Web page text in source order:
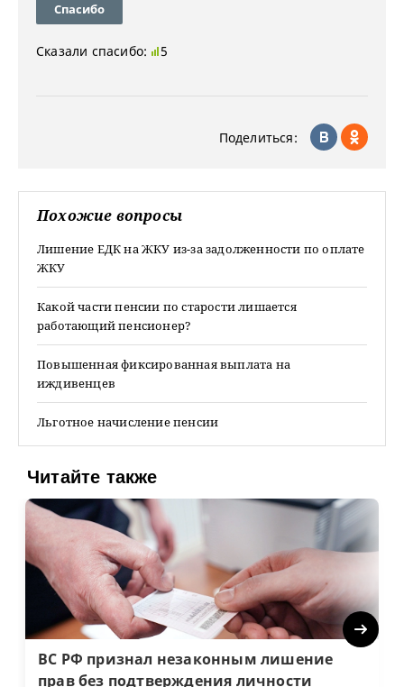
Спасибо
Сказали спасибо: 5
Поделиться:
Похожие вопросы
Лишение ЕДК на ЖКУ из-за задолженности по оплате
ЖКУ
Какой части пенсии по старости лишается
работающий пенсионер?
Повышенная фиксированная выплата на
иждивенцев
Льготное начисление пенсии
Читайте также
ВС РФ признал незаконным лишение
прав без подтверждения личности
Next